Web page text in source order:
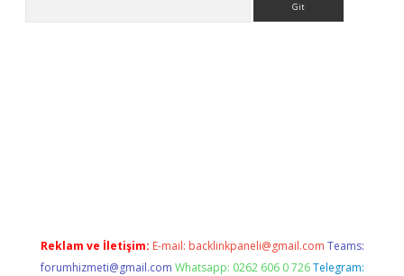
Reklam ve İletişim: E-mail: backlinkpaneli@gmail.com Teams:
forumhizmeti@gmail.com Whatsapp: 0262 606 0 726 Telegram: